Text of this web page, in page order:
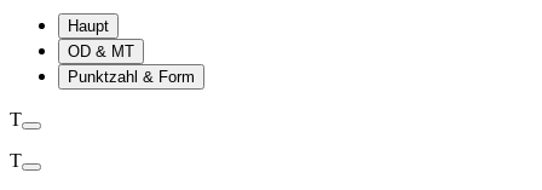
Haupt
OD & MT
Punktzahl & Form
T
T